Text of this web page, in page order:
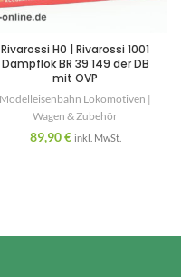
Rivarossi H0 | Rivarossi 1001
Dampflok BR 39 149 der DB
mit OVP
Modelleisenbahn Lokomotiven |
Wagen & Zubehör
89,90€ inkl. MwSt.